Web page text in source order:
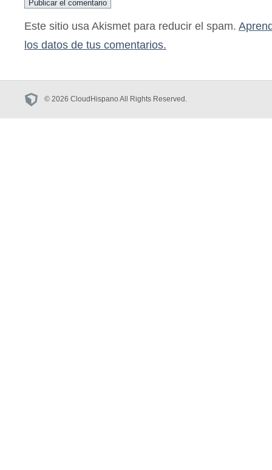
Este sitio usa Akismet para reducir el spam.
los datos de tus comentarios.
© 2026 CloudHispano All Rights Reserved.